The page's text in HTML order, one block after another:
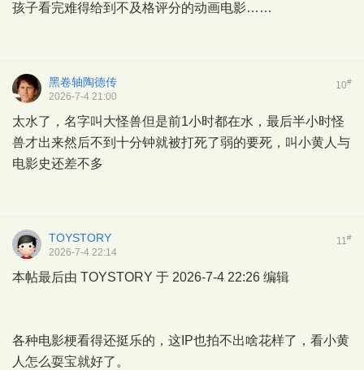
孩子看完难得给到不及格评分的动画电影……
10#
黑卷轴陶德传
2026-7-4 21:00
太水了，名字叫大怪兽但是前1小时都在水，最后半小时怪
兽才出来然后不到十分钟就被打死了弱的要死，叫小黄人与
电影史还差不多
11#
TOYSTORY
2026-7-4 22:14
本帖最后由 TOYSTORY 于 2026-7-4 22:26 编辑
各种电影梗看得还挺乐的，这IP也拍不出啥花样了，看小黄
人怎么耍宝就好了。